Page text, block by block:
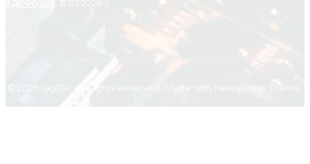
ЗДОРОВЬЕ
© 2026 tagDiv. All Rights Reserved. Made with Newspaper Theme.